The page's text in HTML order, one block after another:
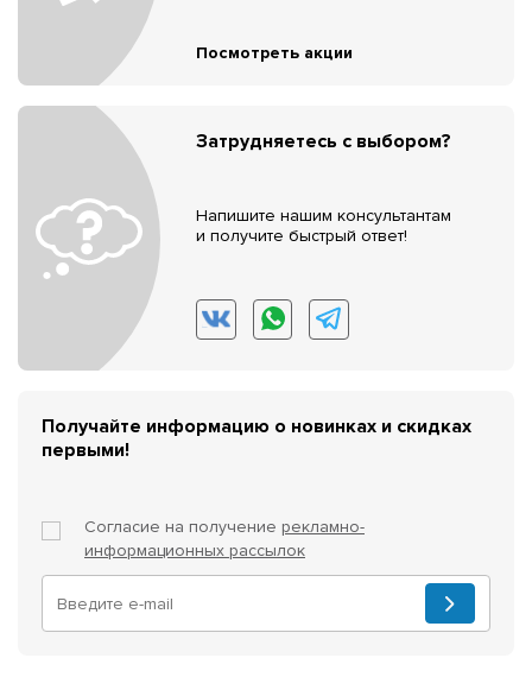
Посмотреть акции
Затрудняетесь с выбором?
Напишите нашим консультантам
и получите быстрый ответ!
Получайте информацию о новинках и скидках
первыми!
Согласие на получение рекламно-
информационных рассылок